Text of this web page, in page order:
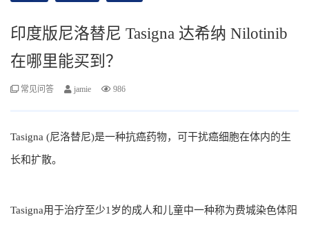
印度版尼洛替尼 Tasigna 达希纳 Nilotinib
在哪里能买到？
常见问答 jamie 986
Tasigna (尼洛替尼)是一种抗癌药物，可干扰癌细胞在体内的生
长和扩散。
Tasigna用于治疗至少1岁的成人和儿童中一种称为费城染色体阳